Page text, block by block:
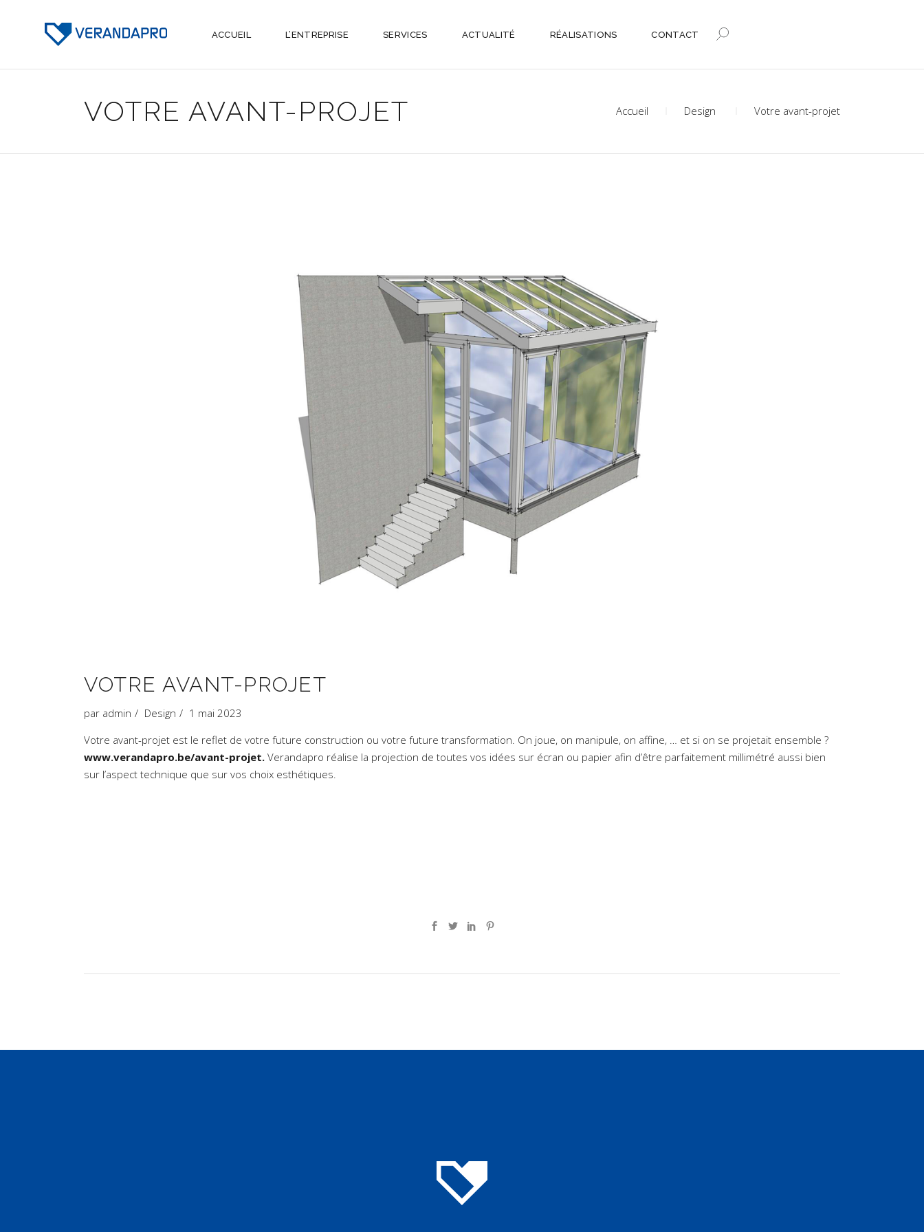
ACCUEIL L’ENTREPRISE SERVICES ACTUALITÉ RÉALISATIONS CONTACT
VOTRE AVANT-PROJET Accueil Design Votre avant-projet
VOTRE AVANT-PROJET
par admin Design
1 mai 2023
Votre avant-projet est le reflet de votre future construction ou votre future transformation. On joue, on manipule, on affine, … et si on se projetait ensemble ?
www.verandapro.be/avant-projet. Verandapro réalise la projection de toutes vos idées sur écran ou papier afin d’être parfaitement millimétré aussi bien
sur l’aspect technique que sur vos choix esthétiques.